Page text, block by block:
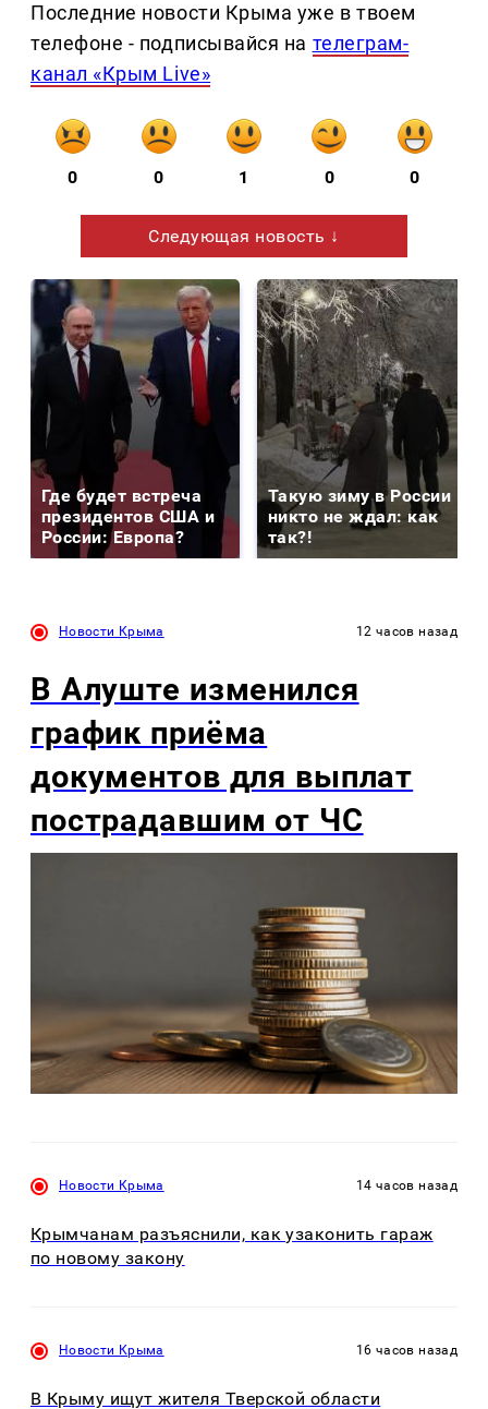
Последние новости Крыма уже в твоем
телефоне - подписывайся на телеграм-
канал «Крым Live»
0 0 1 0 0
Следующая новость ↓
Где будет встреча
президентов США и
России: Европа?
Такую зиму в России
никто не ждал: как
так?!
Новости Крыма 12 часов назад
В Алуште изменился
график приёма
документов для выплат
пострадавшим от ЧС
Новости Крыма 14 часов назад
Крымчанам разъяснили, как узаконить гараж
по новому закону
Новости Крыма 16 часов назад
В Крыму ищут жителя Тверской области